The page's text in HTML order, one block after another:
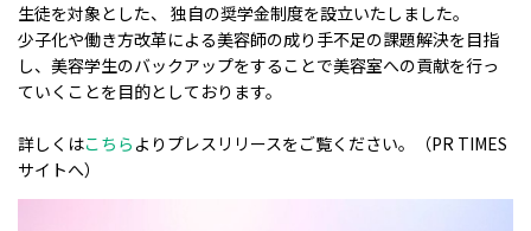
生徒を対象とした、 独自の奨学金制度を設立いたしました。
少子化や働き方改革による美容師の成り手不足の課題解決を目指
し、美容学生のバックアップをすることで美容室への貢献を行っ
ていくことを目的としております。
詳しくはこちら よりプレスリリースをご覧ください。（PR TIMES
サイトへ）